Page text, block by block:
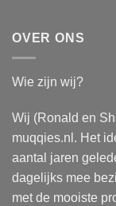
OVER ONS
Wie zijn wij?
Wij (Ronald en
muqqies.nl. Het
aantal jaren
dagelijks mee
met de mooiste